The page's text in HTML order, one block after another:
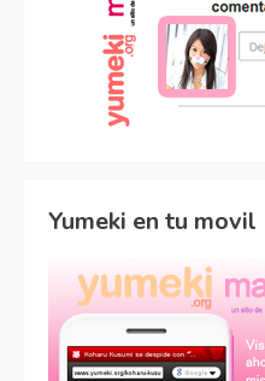
Yumeki en tu movil